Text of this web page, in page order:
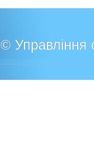
© Управління